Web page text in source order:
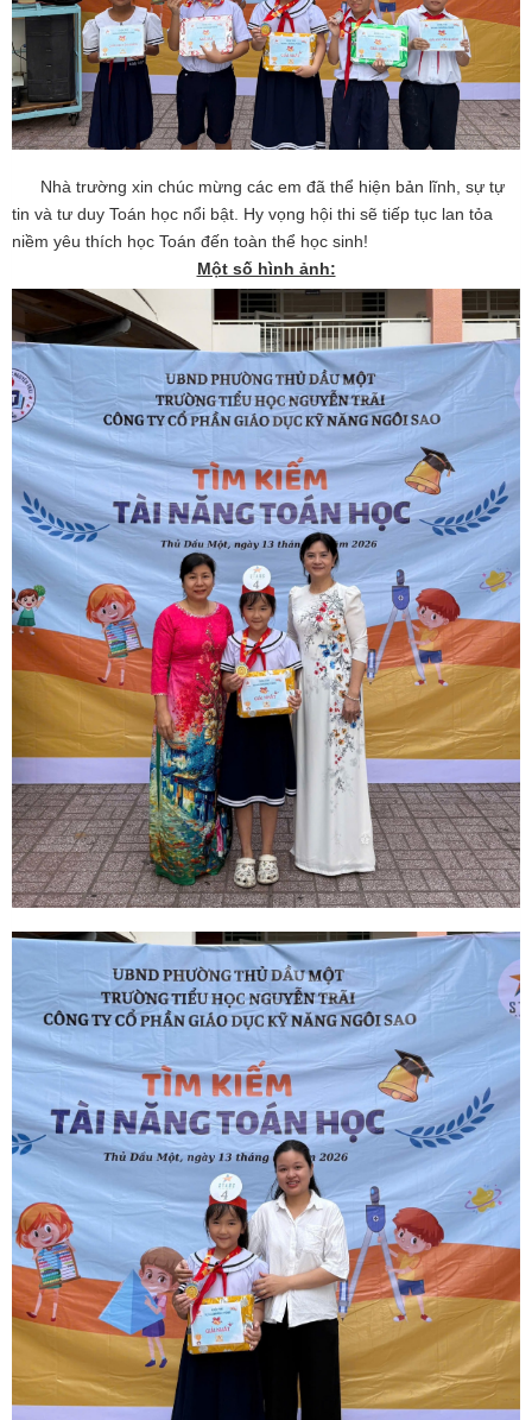
Nhà trường xin chúc mừng các em đã thể hiện bản lĩnh, sự tự
tin và tư duy Toán học nổi bật. Hy vọng hội thi sẽ tiếp tục lan tỏa
niềm yêu thích học Toán đến toàn thể học sinh!
Một số hình ảnh: